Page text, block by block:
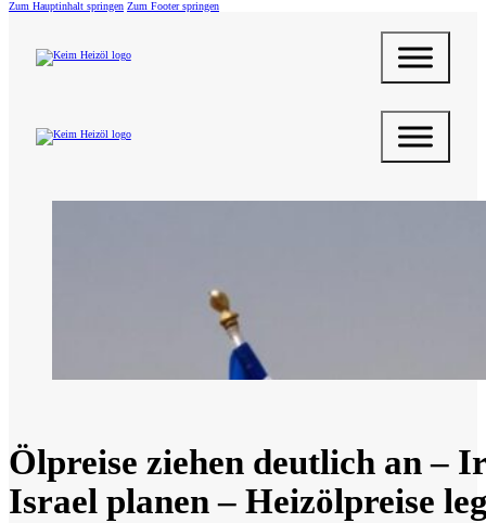
Zum Hauptinhalt springen Zum Footer springen
Ölpreise ziehen deutlich an –
Israel planen – Heizölpreise